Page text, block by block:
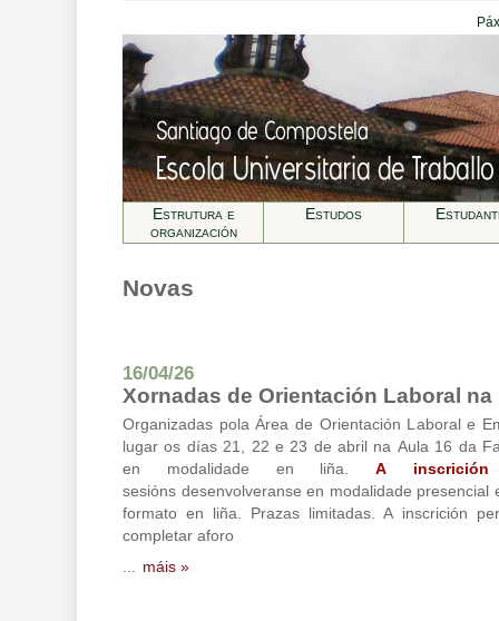
Estrutura e
organización
Estudos
Novas
16/04/26
Xornadas de Orientación Laboral na
Organizadas pola Área de Orientación Laboral e
lugar os días 21, 22 e 23 de abril na Aula 16 da
en modalidade en liña. A
sesións desenvolveranse en modalidade presencial
formato en liña. Prazas limitadas. A inscrición
completar aforo
máis »